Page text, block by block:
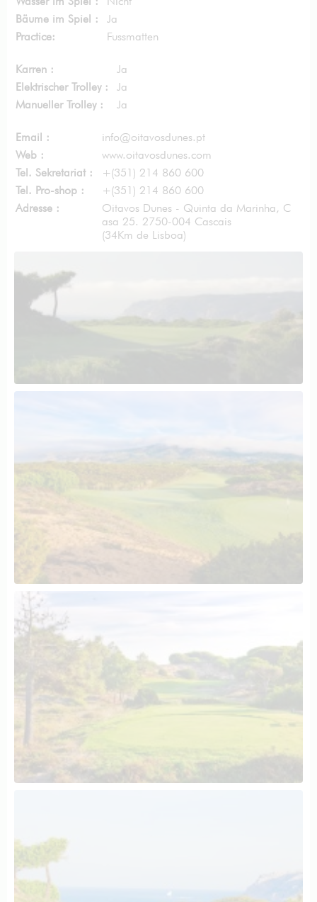
Bäume im Spiel :
Ja
Practice:
Fussmatten
Karren :
Ja
Elektrischer Trolley :
Ja
Manueller Trolley :
Ja
Email :
info@oitavosdunes.pt
Web :
www.oitavosdunes.com
Tel. Sekretariat :
+(351) 214 860 600
Tel. Pro-shop :
+(351) 214 860 600
Adresse :
Oitavos Dunes - Quinta da Marinha, C
asa 25. 2750-004 Cascais
(34Km de Lisboa)